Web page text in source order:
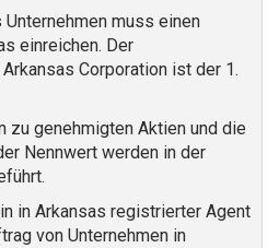
Unternehmen muss einen
einreichen. Der
Corporation ist der 1.
zu genehmigten Aktien und die
Nennwert werden in der
in Arkansas registrierter Agent
von Unternehmen in